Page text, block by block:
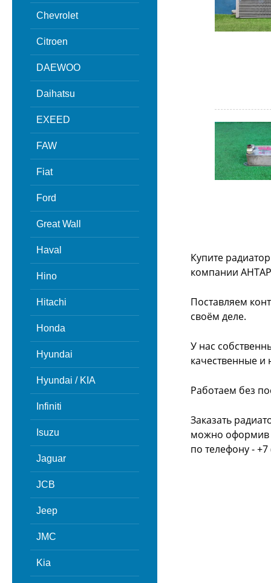
Chevrolet
Citroen
DAEWOO
Daihatsu
EXEED
FAW
Fiat
Ford
Great Wall
Haval
Hino
Hitachi
Honda
Hyundai
Hyundai / KIA
Infiniti
Isuzu
Jaguar
JCB
Jeep
JMC
Kia
Купите
компании
Поставляем
своём деле.
У нас
качественные и
Работаем без
Заказать
можно оформив
по телефону -